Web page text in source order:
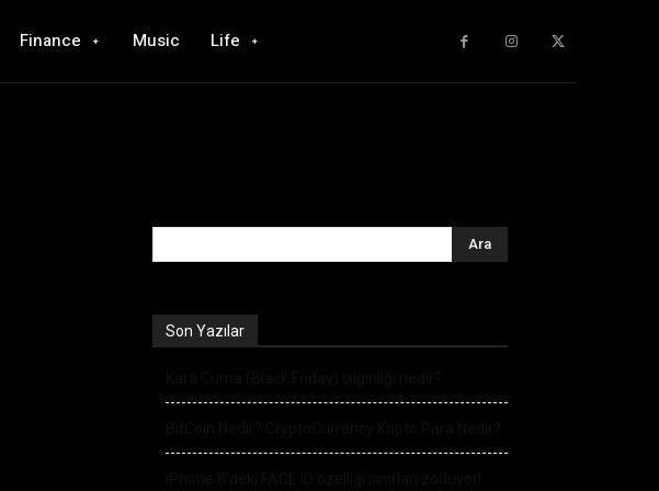
Finance Music Life
Son Yazılar